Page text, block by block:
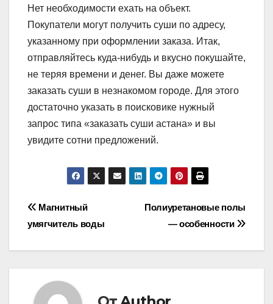
Нет необходимости ехать на объект.
Покупатели могут получить суши по адресу,
указанному при оформлении заказа. Итак,
отправляйтесь куда-нибудь и вкусно покушайте,
не теряя времени и денег. Вы даже можете
заказать суши в незнакомом городе. Для этого
достаточно указать в поисковике нужный
запрос типа «заказать суши астана» и вы
увидите сотни предложений.
Навигация
по
Полиуретановые полы
— особенности
Магнитный
умягчитель воды